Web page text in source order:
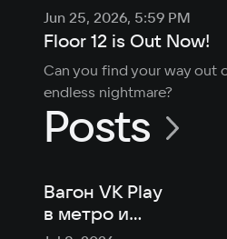
Jun 25, 2026, 5:59 PM
Floor 12 is Out Now!
Can you find your way out
endless nightmare?
Posts
Вагон VK Play
в метро и